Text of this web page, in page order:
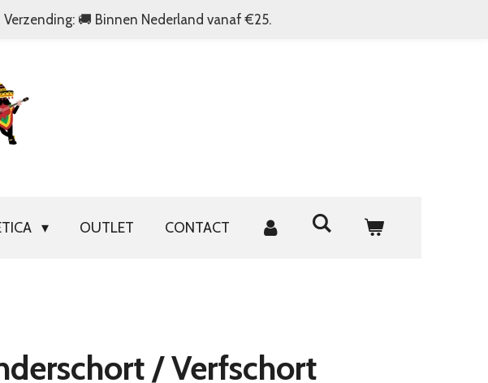
Verzending: 🚚 Binnen Nederland vanaf €25.
OUTLET CONTACT
/ Verfschort